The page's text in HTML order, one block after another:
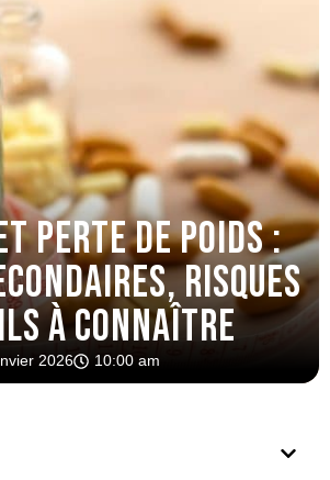
perte de poids :
risques
à connaître
2026 10:00 am